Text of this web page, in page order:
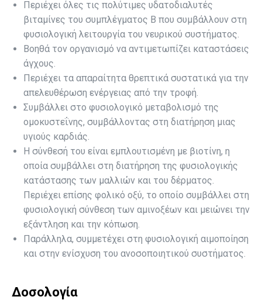
Περιέχει όλες τις πολύτιμες υδατοδιαλυτές
βιταμίνες του συμπλέγματος Β που συμβάλλουν στη
φυσιολογική λειτουργία του νευρικού συστήματος.
Βοηθά τον οργανισμό να αντιμετωπίζει καταστάσεις
άγχους.
Περιέχει τα απαραίτητα θρεπτικά συστατικά για την
απελευθέρωση ενέργειας από την τροφή.
Συμβάλλει στο φυσιολογικό μεταβολισμό της
ομοκυστεΐνης, συμβάλλοντας στη διατήρηση μιας
υγιούς καρδιάς.
Η σύνθεσή του είναι εμπλουτισμένη με βιοτίνη, η
οποία συμβάλλει στη διατήρηση της φυσιολογικής
κατάστασης των μαλλιών και του δέρματος.
Περιέχει επίσης φολικό οξύ, το οποίο συμβάλλει στη
φυσιολογική σύνθεση των αμινοξέων και μειώνει την
εξάντληση και την κόπωση.
Παράλληλα, συμμετέχει στη φυσιολογική αιμοποίηση
και στην ενίσχυση του ανοσοποιητικού συστήματος.
Δοσολογία